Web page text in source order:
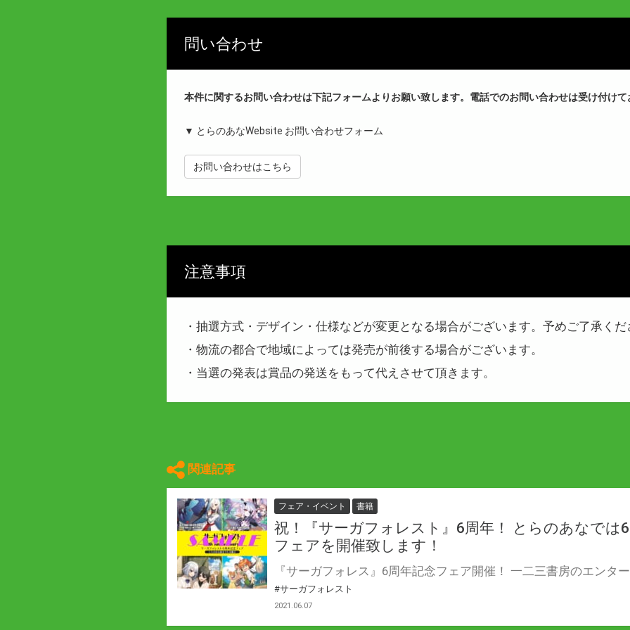
問い合わせ
本件に関するお問い合わせは下記フォームよりお願い致します。電話でのお問い合わせは受け付けて
▼ とらのあなWebsite お問い合わせフォーム
お問い合わせはこちら
注意事項
・抽選方式・デザイン・仕様などが変更となる場合がございます。予めご了承くだ
・物流の都合で地域によっては発売が前後する場合がございます。
・当選の発表は賞品の発送をもって代えさせて頂きます。
関連記事
フェア・イベント 書籍
祝！『サーガフォレスト』6周年！ とらのあなでは
フェアを開催致します！
#サーガフォレスト
2021.06.07